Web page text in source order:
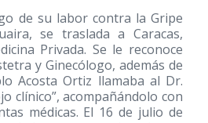
de su labor contra la Gripe
se traslada a Caracas,
Privada. Se le reconoce
y Ginecólogo, además de
Acosta Ortiz llamaba al Dr.
clínico”, acompañándolo con
médicas. El 16 de julio de